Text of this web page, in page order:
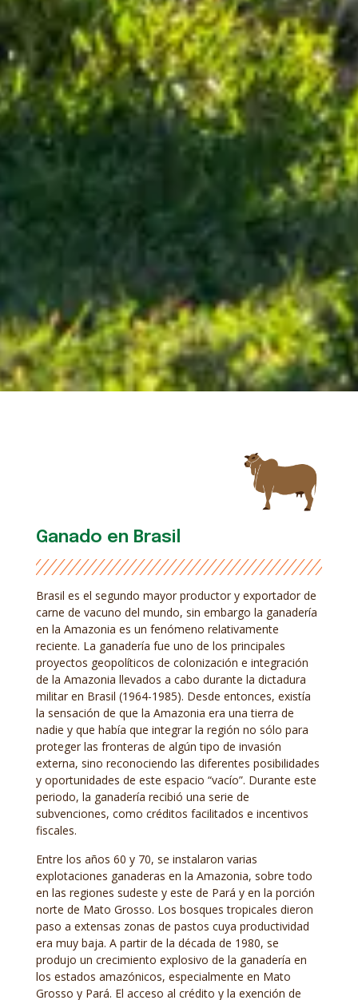
Ganado en Brasil
Brasil es el segundo mayor productor y exportador de
carne de vacuno del mundo, sin embargo la ganadería
en la Amazonia es un fenómeno relativamente
reciente. La ganadería fue uno de los principales
proyectos geopolíticos de colonización e integración
de la Amazonia llevados a cabo durante la dictadura
militar en Brasil (1964-1985). Desde entonces, existía
la sensación de que la Amazonia era una tierra de
nadie y que había que integrar la región no sólo para
proteger las fronteras de algún tipo de invasión
externa, sino reconociendo las diferentes posibilidades
y oportunidades de este espacio “vacío”. Durante este
periodo, la ganadería recibió una serie de
subvenciones, como créditos facilitados e incentivos
fiscales.
Entre los años 60 y 70, se instalaron varias
explotaciones ganaderas en la Amazonia, sobre todo
en las regiones sudeste y este de Pará y en la porción
norte de Mato Grosso. Los bosques tropicales dieron
paso a extensas zonas de pastos cuya productividad
era muy baja. A partir de la década de 1980, se
produjo un crecimiento explosivo de la ganadería en
los estados amazónicos, especialmente en Mato
Grosso y Pará. El acceso al crédito y la exención de